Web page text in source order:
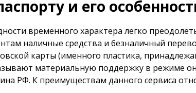
и его
временного характера легко
наличные средства и безналичный
карты (именного пластика,
материальную поддержку в режиме
РФ. К преимуществам данного сервиса